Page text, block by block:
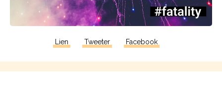
Lien Tweeter Facebook